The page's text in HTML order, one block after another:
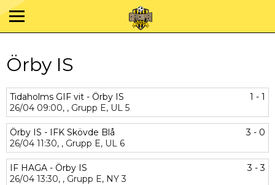
Örby IS
Tidaholms GIF vit - Örby IS
1 - 1
26/04 09:00, , Grupp E, UL 5
Örby IS - IFK Skövde Blå
3 - 0
26/04 11:30, , Grupp E, UL 6
IF HAGA - Örby IS
3 - 3
26/04 13:30, , Grupp E, NY 3